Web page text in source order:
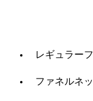
レギュラー
ファネルネ